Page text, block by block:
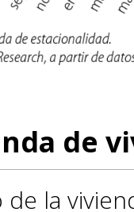
de
de la